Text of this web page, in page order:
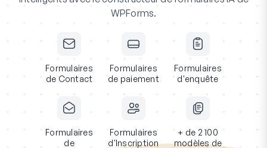
WPForms.
Formulaires
de Contact
Formulaires
de paiement
Formulaires
d'enquête
Formulaires
de
Formulaires
d'Inscription
+ de 2 100
modèles de